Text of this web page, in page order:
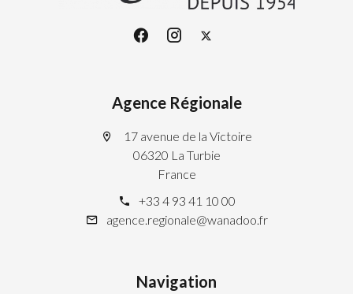
Agence Régionale
17 avenue de la Victoire
06320 La Turbie
France
+33 4 93 41 10 00
agence.regionale@wanadoo.fr
Navigation